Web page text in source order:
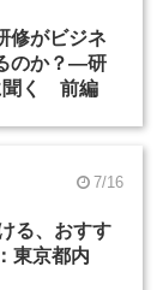
修がビジネ
のか？―研
聞く 前編
7/16
る、おすす
東京都内